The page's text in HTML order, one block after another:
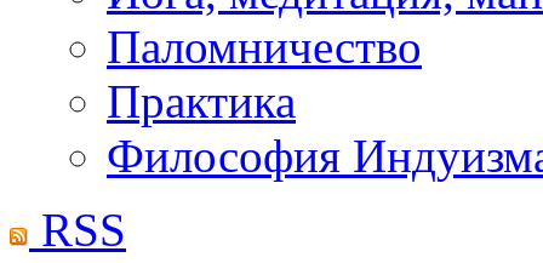
Паломничество
Практика
Философия
RSS